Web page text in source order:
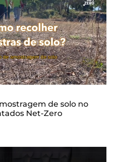
de solo no
Net-Zero